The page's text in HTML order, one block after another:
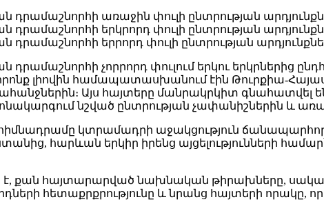
առաջին փուլի ընտրության
երկրորդ փուլի ընտրության
երրորդ փուլի ընտրության
չորրորդ փուլում երկու երկրներից
որոնք լիովին համապատասխանում էին Թուրքիա-
Այս հայտերը մանրակրկիտ գնահատվել
նշված ընտրության չափանիշներին և
կտրամադրի աջակցություն
հարևան երկիր իրենց այցելությունների
քան հայտարարված նախնական թիրախները,
հետաքրքրությունը և նրանց հայտերի որակը,